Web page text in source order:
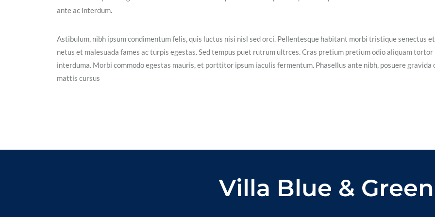
ante ac interdum.
Astibulum, nibh ipsum condimentum felis, quis luctus nisi nisl sed orci. Pellentesque habitant morbi tristique senectus et
netus et malesuada fames ac turpis egestas. Sed tempus puet rutrum ultrces. Cras pretium pretium odio aliquam tortor
interduma. Morbi commodo egestas mauris, et porttitor ipsum iaculis fermentum. Phasellus ante nibh, posuere gravida
mattis cursus
Villa Blue & Green